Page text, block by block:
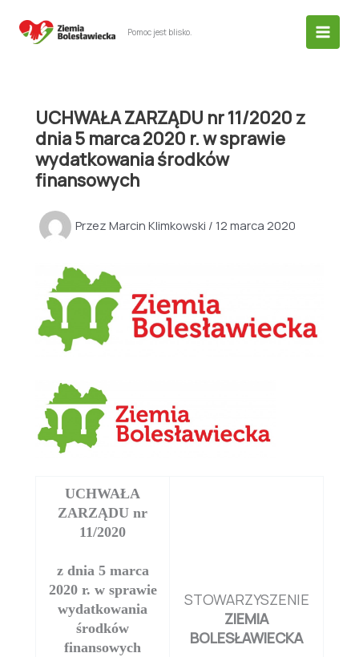
Pomoc jest blisko.
UCHWAŁA ZARZĄDU nr 11/2020 z
dnia 5 marca 2020 r. w sprawie
wydatkowania środków
finansowych
Przez Marcin Klimkowski / 12 marca 2020
UCHWAŁA
ZARZĄDU nr
11/2020
z dnia 5 marca
2020 r. w sprawie
wydatkowania
środków
finansowych
STOWARZYSZENIE
ZIEMIA
BOLESŁAWIECKA